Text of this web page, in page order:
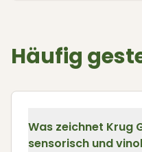
Häufig
Was zeichnet Krug
sensorisch und